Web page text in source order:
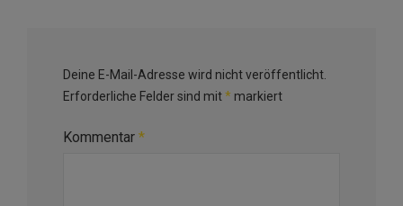
Deine E-Mail-Adresse wird nicht veröffentlicht.
Erforderliche Felder sind mit* markiert
Kommentar *